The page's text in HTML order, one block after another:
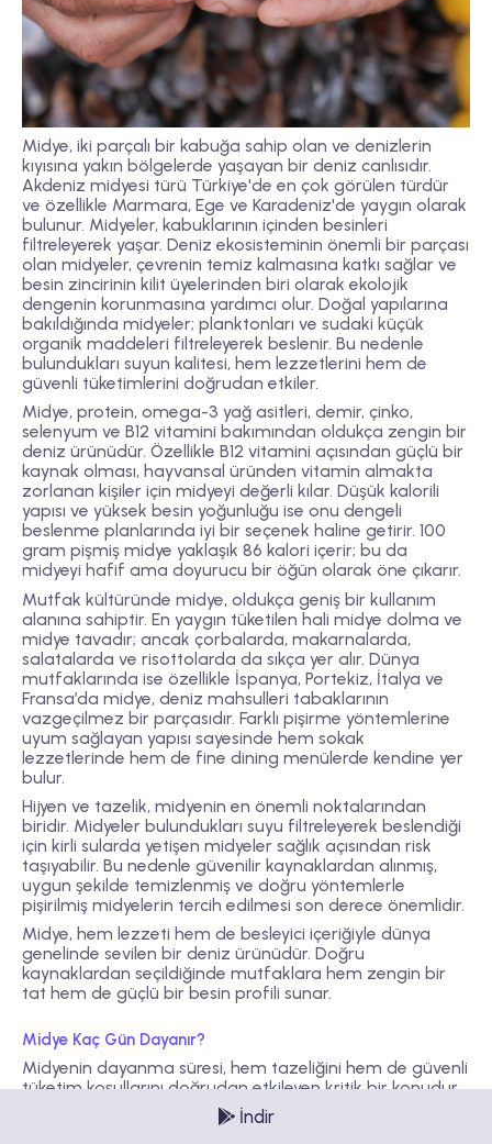
Midye, iki parçalı bir kabuğa sahip olan ve denizlerin
kıyısına yakın bölgelerde yaşayan bir deniz canlısıdır.
Akdeniz midyesi türü Türkiye'de en çok görülen türdür
ve özellikle Marmara, Ege ve Karadeniz'de yaygın olarak
bulunur. Midyeler, kabuklarının içinden besinleri
filtreleyerek yaşar. Deniz ekosisteminin önemli bir parçası
olan midyeler, çevrenin temiz kalmasına katkı sağlar ve
besin zincirinin kilit üyelerinden biri olarak ekolojik
dengenin korunmasına yardımcı olur. Doğal yapılarına
bakıldığında midyeler; planktonları ve sudaki küçük
organik maddeleri filtreleyerek beslenir. Bu nedenle
bulundukları suyun kalitesi, hem lezzetlerini hem de
güvenli tüketimlerini doğrudan etkiler.
Midye, protein, omega-3 yağ asitleri, demir, çinko,
selenyum ve B12 vitamini bakımından oldukça zengin bir
deniz ürünüdür. Özellikle B12 vitamini açısından güçlü bir
kaynak olması, hayvansal üründen vitamin almakta
zorlanan kişiler için midyeyi değerli kılar. Düşük kalorili
yapısı ve yüksek besin yoğunluğu ise onu dengeli
beslenme planlarında iyi bir seçenek haline getirir. 100
gram pişmiş midye yaklaşık 86 kalori içerir; bu da
midyeyi hafif ama doyurucu bir öğün olarak öne çıkarır.
Mutfak kültüründe midye, oldukça geniş bir kullanım
alanına sahiptir. En yaygın tüketilen hali midye dolma ve
midye tavadır; ancak çorbalarda, makarnalarda,
salatalarda ve risottolarda da sıkça yer alır. Dünya
mutfaklarında ise özellikle İspanya, Portekiz, İtalya ve
Fransa’da midye, deniz mahsulleri tabaklarının
vazgeçilmez bir parçasıdır. Farklı pişirme yöntemlerine
uyum sağlayan yapısı sayesinde hem sokak
lezzetlerinde hem de fine dining menülerde kendine yer
bulur.
Hijyen ve tazelik, midyenin en önemli noktalarından
biridir. Midyeler bulundukları suyu filtreleyerek beslendiği
için kirli sularda yetişen midyeler sağlık açısından risk
taşıyabilir. Bu nedenle güvenilir kaynaklardan alınmış,
uygun şekilde temizlenmiş ve doğru yöntemlerle
pişirilmiş midyelerin tercih edilmesi son derece önemlidir.
Midye, hem lezzeti hem de besleyici içeriğiyle dünya
genelinde sevilen bir deniz ürünüdür. Doğru
kaynaklardan seçildiğinde mutfaklara hem zengin bir
tat hem de güçlü bir besin profili sunar.
Midye Kaç Gün Dayanır?
Midyenin dayanma süresi, hem tazeliğini hem de güvenli
tüketim koşullarını doğrudan etkileyen kritik bir konudur.
Çünkü midyeler yaşayan canlılardır ve bulundukları
ortamın hijyenine, saklama sıcaklığına ve işleme
İndir